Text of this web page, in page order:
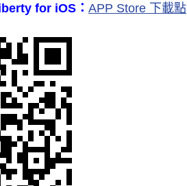
for iOS： APP Store 下載點